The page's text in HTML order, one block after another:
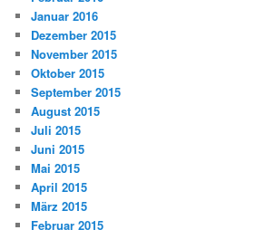
Januar 2016
Dezember 2015
November 2015
Oktober 2015
September 2015
August 2015
Juli 2015
Juni 2015
Mai 2015
April 2015
März 2015
Februar 2015